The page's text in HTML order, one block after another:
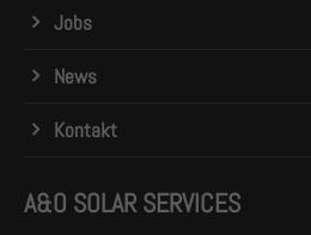
Jobs
News
Kontakt
A&O SOLAR SERVICES